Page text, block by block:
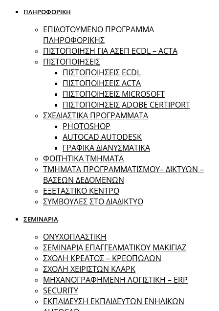
ΠΛΗΡΟΦΟΡΙΚΗ
ΕΠΙΔΟΤΟΥΜΕΝΟ ΠΡΟΓΡΑΜΜΑ
ΠΛΗΡΟΦΟΡΙΚΗΣ
ΠIΣΤΟΠΟΙΗΣΗ ΓΙΑ ΑΣΕΠ ECDL – ACTA
ΠΙΣΤΟΠΟΙΗΣΕΙΣ
ΠΙΣΤΟΠΟΙΗΣΕΙΣ ECDL
ΠΙΣΤΟΠΟΙΗΣΕΙΣ ACTA
ΠΙΣΤΟΠΟΙΗΣΕΙΣ MICROSOFT
ΠΙΣΤΟΠΟΙΗΣΕΙΣ ADOBE CERTIPORT
ΣΧΕΔΙΑΣΤΙΚΑ ΠΡΟΓΡΑΜΜΑΤΑ
PHOTOSHOP
AUTOCAD AUTODESK
ΓΡΑΦΙΚΑ ΔΙΑΝΥΣΜΑΤΙΚΑ
ΦΟΙΤΗΤΙΚΑ ΤΜΗΜΑΤΑ
ΤΜΗΜΑΤΑ ΠΡΟΓΡΑΜΜΑΤΙΣΜΟΥ– ΔΙΚΤΥΩΝ –
ΒΑΣΕΩΝ ΔΕΔΟΜΕΝΩΝ
ΕΞΕΤΑΣΤΙΚΟ ΚΕΝΤΡΟ
ΣΥΜΒΟΥΛΕΣ ΣΤΟ ΔΙΑΔΙΚΤΥΟ
ΣΕΜΙΝΑΡΙΑ
ΟΝΥΧΟΠΛΑΣΤΙΚΗ
ΣΕΜΙΝΑΡΙΑ ΕΠΑΓΓΕΛΜΑΤΙΚΟΥ ΜΑΚΙΓΙΑΖ
ΣΧΟΛΗ ΚΡΕΑΤΟΣ – ΚΡΕΟΠΩΛΩΝ
ΣΧΟΛΗ ΧΕΙΡΙΣΤΩΝ ΚΛΑΡΚ
ΜΗΧΑΝΟΓΡΑΦΗΜΕΝΗ ΛΟΓΙΣΤΙΚΗ – ERP
SECURITY
ΕΚΠΑΙΔΕΥΣΗ ΕΚΠΑΙΔΕΥΤΩΝ ΕΝΗΛΙΚΩΝ